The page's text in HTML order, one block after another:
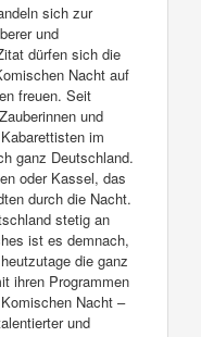
sich zur
und
dürfen sich die
Nacht auf
freuen. Seit
und
im
ganz Deutschland.
oder Kassel, das
durch die Nacht.
stetig an
ist es demnach,
die ganz
ihren Programmen
Nacht –
und